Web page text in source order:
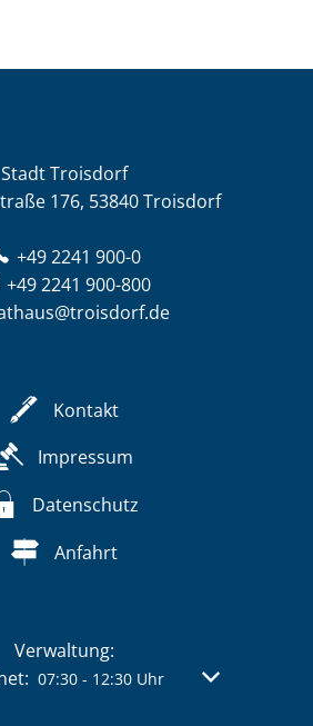
Stadt Troisdorf
176, 53840 Troisdorf
+49 2241 900-0
+49 2241 900-800
Kontakt
Impressum
Datenschutz
Anfahrt
Verwaltung:
weitere Öffnungs- oder
07:30- 12:30Uhr Von 07:30